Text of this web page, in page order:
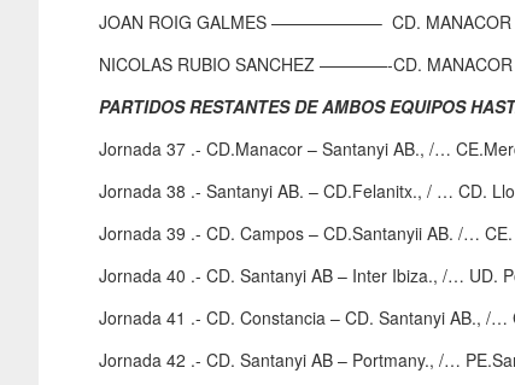
JOAN ROIG GALMES ——————– CD.
NICOLAS RUBIO SANCHEZ ————-CD.
PARTIDOS RESTANTES DE AMBOS EQUIPOS
Jornada 37 .- CD.Manacor – Santanyi AB., /…
Jornada 38 .- Santanyi AB. – CD.Felanitx., / … CD.
Jornada 39 .- CD. Campos – CD.Santanyii AB. /…
Jornada 40 .- CD. Santanyi AB – Inter Ibiza., /… UD.
Jornada 41 .- CD. Constancia – CD. Santanyi AB., /…
Jornada 42 .- CD. Santanyi AB – Portmany., /…